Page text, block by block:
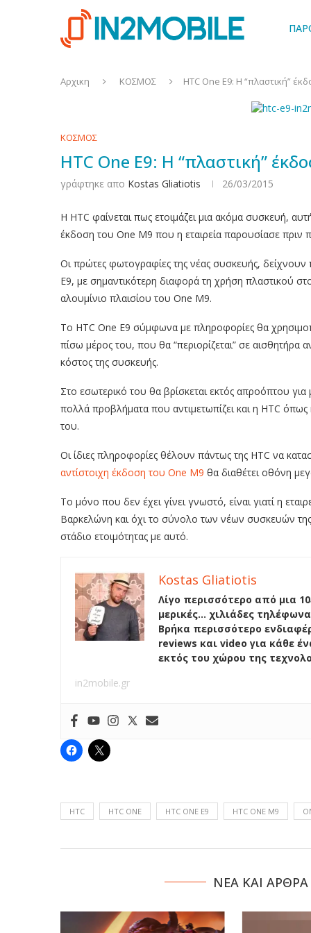
Αρχικη ΚΟΣΜΟΣ HTC One E9: Η “πλαστική”
ΚΟΣΜΟΣ
HTC One E9: Η “πλαστική”
γράφτηκε απο Kostas Gliatiotis 26/03/2015
Η HTC φαίνεται πως ετοιμάζει μια ακόμα συσκευή,
έκδοση του One M9 που η εταιρεία παρουσίασε πριν
Οι πρώτες φωτογραφίες της νέας συσκευής,
E9, με σημαντικότερη διαφορά τη χρήση πλαστικού
αλουμίνιο πλαισίου του One M9.
Το HTC One E9 σύμφωνα με πληροφορίες θα
πίσω μέρος του, που θα “περιορίζεται” σε
κόστος της συσκευής.
Στο εσωτερικό του θα βρίσκεται εκτός απροόπτου
πολλά προβλήματα που αντιμετωπίζει και η HTC
του.
Οι ίδιες πληροφορίες θέλουν πάντως της HTC να
αντίστοιχη έκδοση του One M9 θα διαθέτει οθόνη
Το μόνο που δεν έχει γίνει γνωστό, είναι γιατί η
Βαρκελώνη και όχι το σύνολο των νέων συσκευών
στάδιο ετοιμότητας με αυτό.
Kostas Gliatiotis
Λίγο περισσότερο από μια
μερικές… χιλιάδες
Βρήκα περισσότερο
reviews και video για κάθε
εκτός του χώρου της
in2mobile.gr
HTC HTC ONE HTC ONE E9 HTC ONE M9
NΕΑ ΚΑΙ